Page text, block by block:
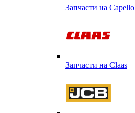
Запчасти на Capello
Запчасти на Сlaas